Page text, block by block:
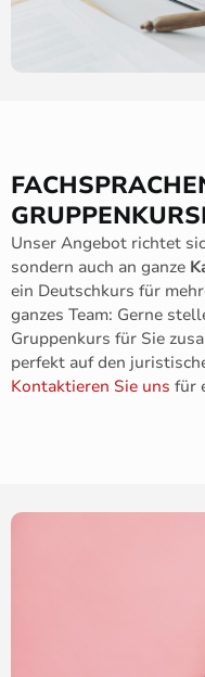
Unser Angebot richtet
sondern auch an ganze
ein Deutschkurs für
ganzes Team: Gerne
Gruppenkurs für Sie
perfekt auf den
Kontaktieren Sie uns für